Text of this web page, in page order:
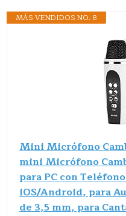
MÁS VENDIDOS NO. 8
Mini Micrófono
mini Micrófono
para PC con
iOS/Android, para
de 3,5 mm, para